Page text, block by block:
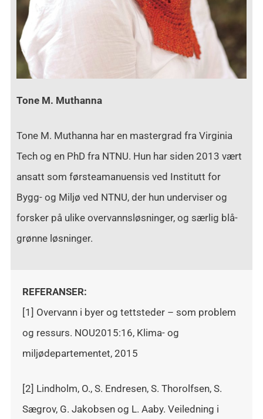
Tone M. Muthanna
Tone M. Muthanna har en mastergrad fra Virginia
Tech og en PhD fra NTNU. Hun har siden 2013 vært
ansatt som førsteamanuensis ved Institutt for
Bygg- og Miljø ved NTNU, der hun underviser og
forsker på ulike overvannsløsninger, og særlig blå-
grønne løsninger.
REFERANSER:
[1] Overvann i byer og tettsteder – som problem
og ressurs. NOU2015:16, Klima- og
miljødepartementet, 2015
[2] Lindholm, O., S. Endresen, S. Thorolfsen, S.
Sægrov, G. Jakobsen og L. Aaby. Veiledning i